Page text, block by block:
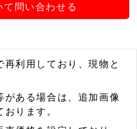
て問い合わせる
再利用しており、現物と
がある場合は、追加画像
ります。